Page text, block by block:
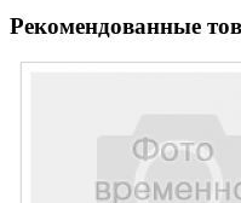
Рекомендованные